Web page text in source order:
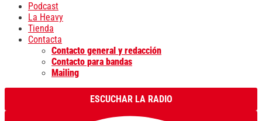
Podcast
La Heavy
Tienda
Contacta
Contacto general y redacción
Contacto para bandas
Mailing
ESCUCHAR LA RADIO